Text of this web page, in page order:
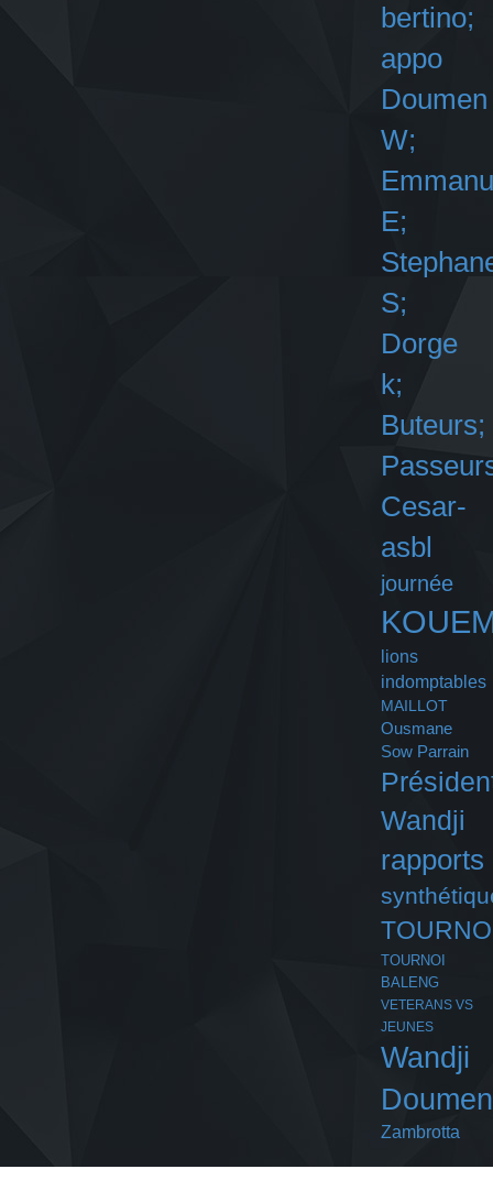
bertino;
appo
Doumen
W;
E;
S;
Dorge
k;
Buteurs;
Cesar-
asbl
journée
lions
indomptables
MAILLOT
Ousmane
Sow Parrain
Wandji
rapports
TOURNOI
BALENG
VETERANS VS
JEUNES
Wandji
Doumen
Zambrotta